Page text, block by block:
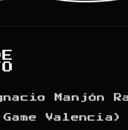
Manjón
Valencia)